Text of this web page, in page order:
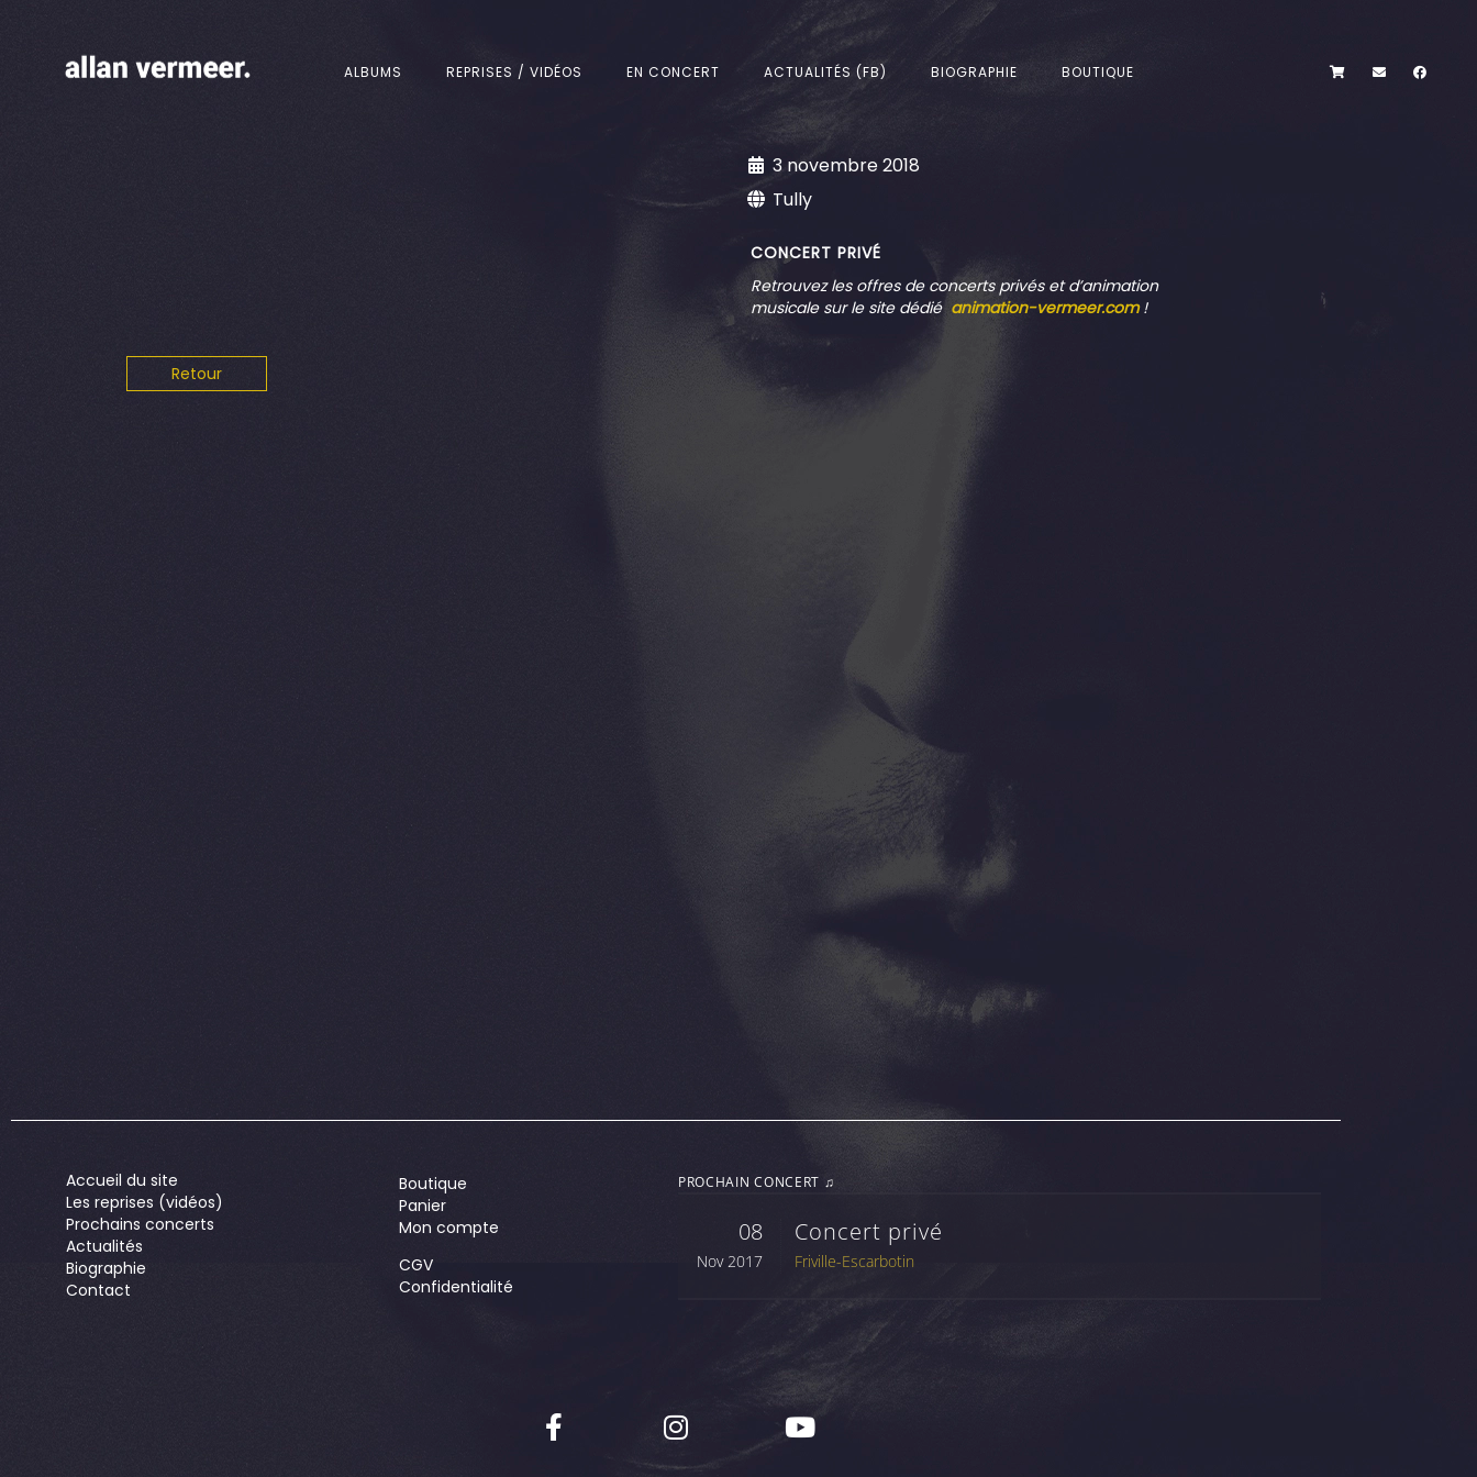
ALBUMS REPRISES / VIDÉOS EN CONCERT ACTUALITÉS (FB) BIOGRAPHIE BOUTIQUE
3 novembre 2018
Tully
CONCERT PRIVÉ
Retrouvezles offres de concerts privés et d’animation
musicale sur le site dédié animation-vermeer.com !
Retour
Accueil du site
Les reprises (vidéos)
Prochains concerts
Actualités
Biographie
Contact
Boutique
Panier
Mon compte
CGV
Confidentialité
PROCHAIN CONCERT ♫
08
Nov 2017
Concert privé
Friville-Escarbotin